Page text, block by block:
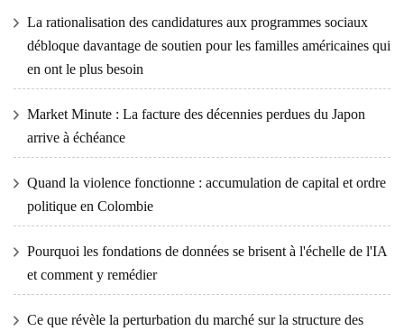
La rationalisation des candidatures aux programmes sociaux
débloque davantage de soutien pour les familles américaines qui
en ont le plus besoin
Market Minute : La facture des décennies perdues du Japon
arrive à échéance
Quand la violence fonctionne : accumulation de capital et ordre
politique en Colombie
Pourquoi les fondations de données se brisent à l'échelle de l'IA
et comment y remédier
Ce que révèle la perturbation du marché sur la structure des